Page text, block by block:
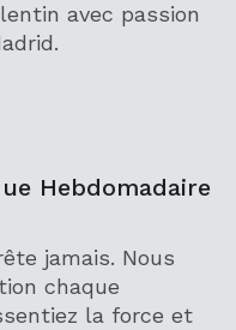
avec passion
Hebdomadaire
jamais. Nous
chaque
la force et